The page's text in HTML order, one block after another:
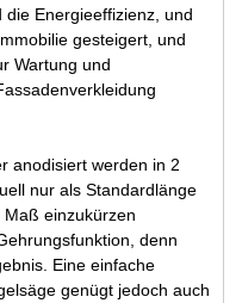
Energieeffizienz, und
gesteigert, und
Wartung und
anodisiert werden in 2
nur als Standardlänge
einzukürzen
denn
Eine einfache
genügt jedoch auch